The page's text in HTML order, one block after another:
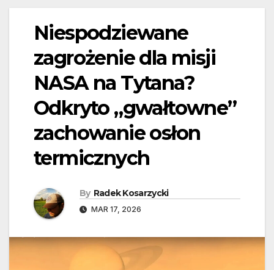
Niespodziewane
zagrożenie dla misji
NASA na Tytana?
Odkryto „gwałtowne”
zachowanie osłon
termicznych
By Radek Kosarzycki
MAR 17, 2026